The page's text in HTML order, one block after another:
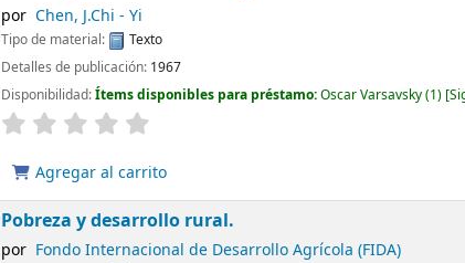
por Chen, J.Chi - Yi
Tipo de material:
Texto
Detalles de publicación: 1967
Disponibilidad:Ítems disponibles para préstamo:Oscar Varsavsky(1)
Agregar al carrito
Pobreza y desarrollo rural.
por Fondo Internacional de Desarrollo Agrícola (FIDA)